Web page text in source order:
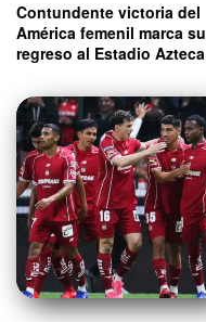
Contundente victoria del
América femenil marca su
regreso al Estadio Azteca